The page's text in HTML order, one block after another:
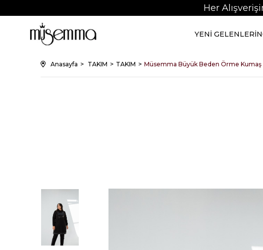
Her
YENİ GELENLER
Anasayfa TAKIM TAKIM Müsemma Büyük Beden Örme Kumaş